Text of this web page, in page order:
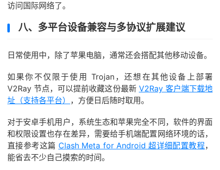
访问国际网络了。
八、多平台设备兼容与多协议扩展建议
日常使用中，除了苹果电脑，通常还会搭配其他移动设备。
如果你不仅限于使用 Trojan，还想在其他设备上部署
V2Ray 节点，可以提前收藏这份最新 V2Ray 客户端下载地
址（支持各平台） ，方便日后随时取用。
对于安卓手机用户，系统生态和苹果完全不同，软件的界面
和权限设置也存在差异，需要给手机端配置网络环境的话，
直接参考这篇 Clash Meta for Android 超详细配置教程，
能省去不少自己摸索的时间。